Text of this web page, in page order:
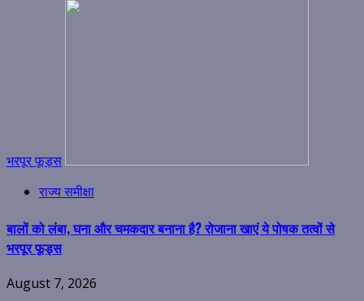
भरपूर फूड्स
राज्य समीक्षा
बालों को लंबा, घना और चमकदार बनाना है? रोजाना खाएं ये पोषक तत्वों से
भरपूर फूड्स
August 7, 2026